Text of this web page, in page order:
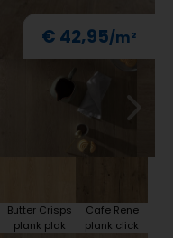
€ 42,95
Butter Crisps
plank plak
Cafe Rene
plank click